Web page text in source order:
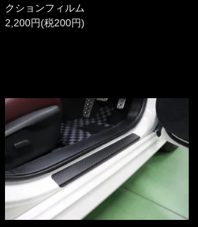
クションフィルム
2,200円(税200円)